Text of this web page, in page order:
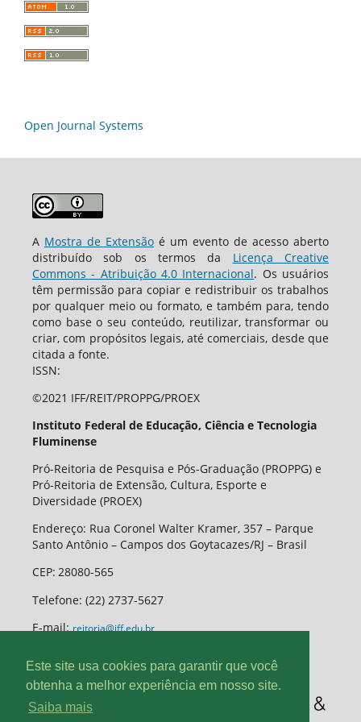
Este site usa cookies para garantir que você
obtenha a melhor experiência em nosso site.
Saiba mais
Open Journal Systems
A Mostra de Extensão é um evento de acesso aberto
distribuído sob os termos da Licença Creative
Commons - Atribuição 4.0 Internacional. Os usuários
têm permissão para copiar e redistribuir os trabalhos
por qualquer meio ou formato, e também para, tendo
como base o seu conteúdo, reutilizar, transformar ou
criar, com propósitos legais, até comerciais, desde que
citada a fonte.
ISSN:
©2021 IFF/REIT/PROPPG/PROEX
Instituto Federal de Educação, Ciência e Tecnologia
Fluminense
Pró-Reitoria de Pesquisa e Pós-Graduação (PROPPG) e
Pró-Reitoria de Extensão, Cultura, Esporte e
Diversidade (PROEX)
Endereço: Rua Coronel Walter Kramer, 357 – Parque
Santo Antônio – Campos dos Goytacazes/RJ – Brasil
CEP: 28080-565
Telefone: (22) 2737-5627
E-mail:reitoria@iff.edu.br